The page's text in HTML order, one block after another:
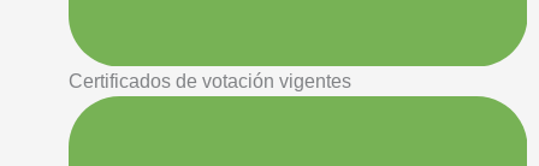
Certificados de votación vigentes